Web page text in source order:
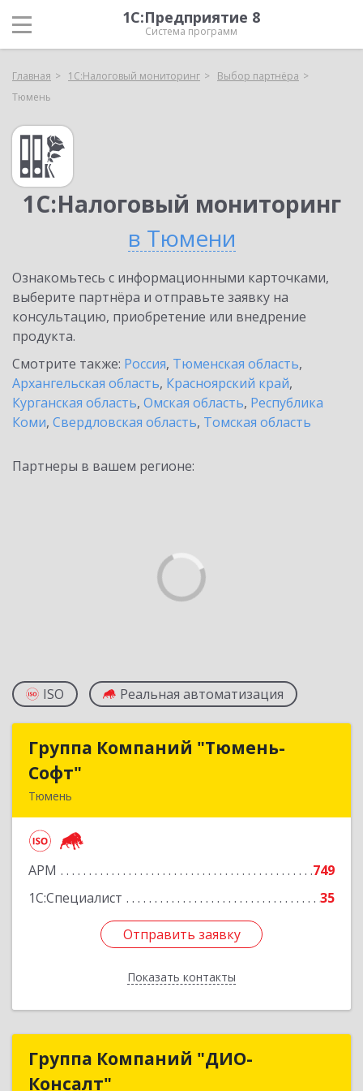
1С:Предприятие 8
Система программ
Главная 1С:Налоговый мониторинг
Выбор партнёра
Тюмень
1С:Налоговый мониторинг
в Тюмени
Ознакомьтесь с информационными карточками,
выберите партнёра и отправьте заявку на
консультацию, приобретение или внедрение
продукта.
Смотрите также: Россия, Тюменская область,
Архангельская область, Красноярский край,
Курганская область, Омская область, Республика
Коми, Свердловская область, Томская область
Партнеры в вашем регионе:
ISO Реальная автоматизация
Группа Компаний "Тюмень-
Софт"
Тюмень
АРМ
749
1С:Специалист
35
Отправить заявку
Показать контакты
Группа Компаний "Тюмень-
Подробнее
Отправить заявку
Назад
Группа Компаний "ДИО-
Консалт"
Группа Компаний "ДИО-